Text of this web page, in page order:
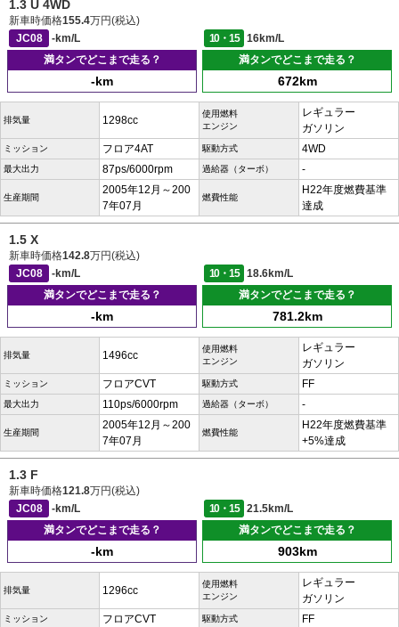
1.3 U 4WD
新車時価格155.4万円(税込)
JC08
-km/L 10・15
16km/L
満タンでどこまで走る？
-km
満タンでどこまで走る？
672km
排気量 1298cc
使用燃料
エンジン
レギュラー
ガソリン
ミッション フロア4AT 駆動方式 4WD
最大出力 87ps/6000rpm 過給器（ターボ） -
生産期間
2005年12月～200
7年07月
燃費性能
H22年度燃費基準
達成
1.5 X
新車時価格142.8万円(税込)
JC08
-km/L 10・15
18.6km/L
満タンでどこまで走る？
-km
満タンでどこまで走る？
781.2km
排気量 1496cc
使用燃料
エンジン
レギュラー
ガソリン
ミッション フロアCVT 駆動方式 FF
最大出力 110ps/6000rpm 過給器（ターボ） -
生産期間
2005年12月～200
7年07月
燃費性能
H22年度燃費基準
+5%達成
1.3 F
新車時価格121.8万円(税込)
JC08
-km/L 10・15
21.5km/L
満タンでどこまで走る？
-km
満タンでどこまで走る？
903km
排気量 1296cc
使用燃料
エンジン
レギュラー
ガソリン
ミッション フロアCVT 駆動方式 FF